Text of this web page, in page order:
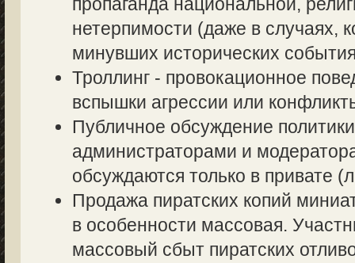
пропаганда национальной,
нетерпимости (даже в случаях,
минувших исторических
Троллинг - провокационное
вспышки агрессии или
Публичное обсуждение
администраторами и
обсуждаются только в привате
Продажа пиратских копий
в особенности массовая.
массовый сбыт пиратских